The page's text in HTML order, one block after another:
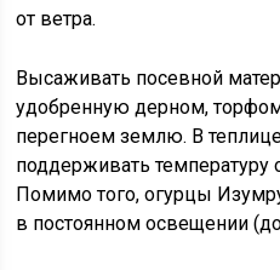
от ветра.
Высаживать посевной
удобренную дерном,
перегноем землю. В
поддерживать температуру
Помимо того, огурцы
в постоянном освещении